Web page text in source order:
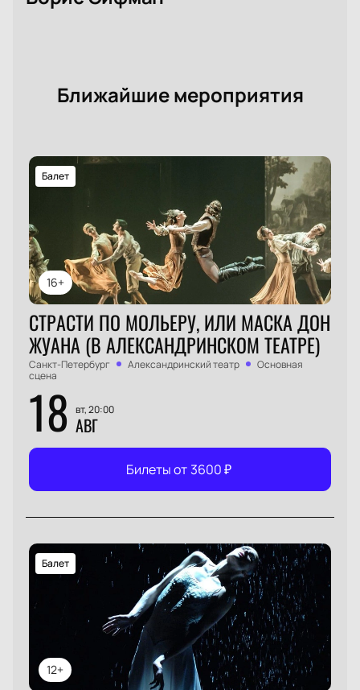
Ближайшие мероприятия
16+
Балет
СТРАСТИ ПО МОЛЬЕРУ, ИЛИ МАСКА ДОН
ЖУАНА (В АЛЕКСАНДРИНСКОМ ТЕАТРЕ)
Санкт-Петербург Александринский театр
Основная
сцена
18 вт, 20:00
АВГ
Билеты от 3600₽
12+
Балет